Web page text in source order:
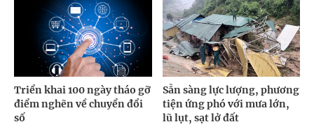
Triển khai 100 ngày tháo gỡ
điểm nghẽn về chuyển đổi
số
Sẵn sàng lực lượng, phương
tiện ứng phó với mưa lớn,
lũ lụt, sạt lở đất